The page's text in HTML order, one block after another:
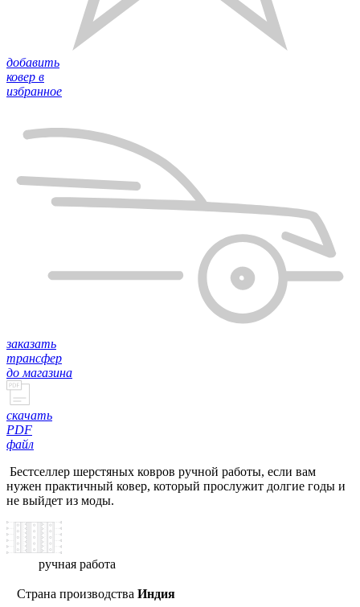
добавить
ковер в
избранное
заказать
трансфер
до магазина
скачать
PDF
файл
Бестселлер шерстяных ковров ручной работы, если вам
нужен практичный ковер, который прослужит долгие годы и
не выйдет из моды.
ручная работа
Страна производства Индия